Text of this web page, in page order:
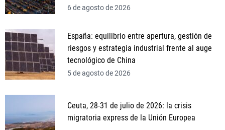
6 de agosto de 2026
España: equilibrio entre apertura, gestión de
riesgos y estrategia industrial frente al auge
tecnológico de China
5 de agosto de 2026
Ceuta, 28-31 de julio de 2026: la crisis
migratoria express de la Unión Europea